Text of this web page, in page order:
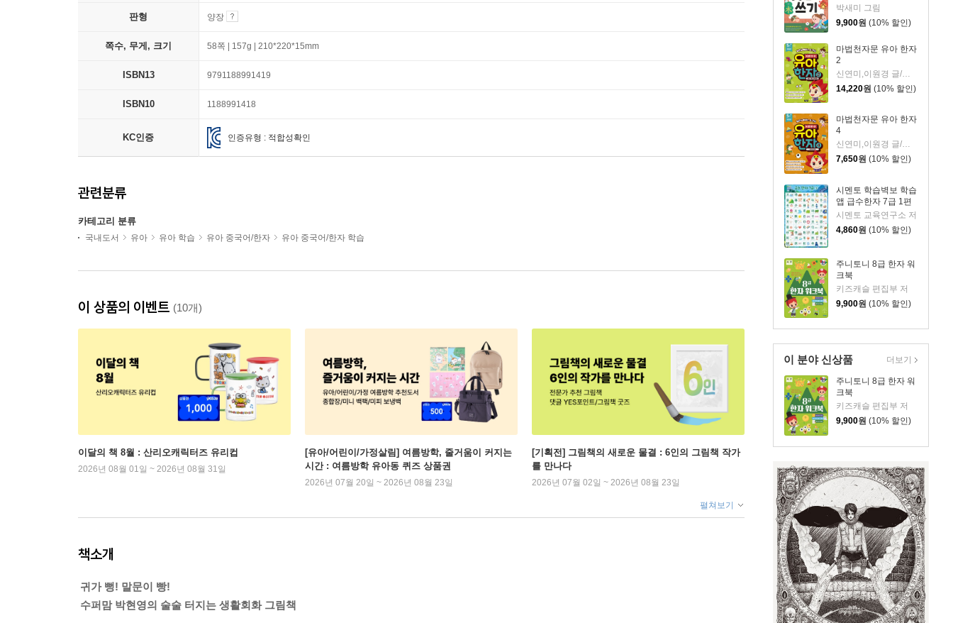
박새미 그림
9,900원 (10% 할인)
마법천자문 유아 한자
2
신연미,이원경 글/조준철 그림
14,220원 (10% 할인)
마법천자문 유아 한자
4
신연미,이원경 글/조준철 그림
7,650원 (10% 할인)
시멘토 학습벽보 학습
앱 급수한자 7급 1편
시멘토 교육연구소 저
4,860원 (10% 할인)
주니토니 8급 한자 워
크북
키즈캐슬 편집부 저
9,900원 (10% 할인)
이 분야 신상품
주니토니 8급 한자 워
크북
키즈캐슬 편집부 저
9,900원 (10% 할인)
더보기
판형 양장
쪽수, 무게, 크기 58쪽 | 157g | 210*220*15mm
ISBN13 9791188991419
ISBN10 1188991418
KC인증 인증유형 : 적합성확인
관련분류
카테고리 분류
국내도서 유아 유아 학습 유아 중국어/한자 유아 중국어/한자 학습
이 상품의 이벤트 (10개)
이달의 책 8월 : 산리오캐릭터즈 유리컵
2026년 08월 01일 ~ 2026년 08월 31일
[유아/어린이/가정살림] 여름방학, 줄거움이 커지는
시간 : 여름방학 유아동 퀴즈 상품권
2026년 07월 20일 ~ 2026년 08월 23일
[기획전] 그림책의 새로운 물결 : 6인의 그림책 작가
를 만나다
2026년 07월 02일 ~ 2026년 08월 23일
펼쳐보기
책소개
귀가 뻥! 말문이 빵!
수퍼맘 박현영의 술술 터지는 생활회화 그림책